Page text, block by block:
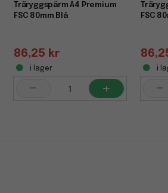
Träryggspärm A4 Premium
FSC 80mm Blå
86,25 kr
i lager
- +
FSC
i
-